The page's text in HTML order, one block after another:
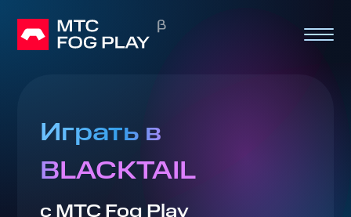
Играть в
BLACKTAIL
с МТС Fog Play